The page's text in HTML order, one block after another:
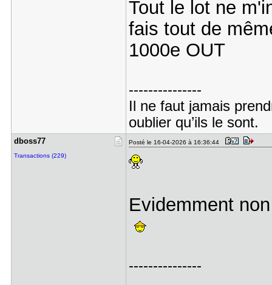
Tout le lot ne
fais tout de
1000e OUT
---------------
Il ne faut jamais
oublier qu’ils le sont.
dboss77
Transactions (229)
Posté le 16-04-2026 à 16:36:44
Evidemment
---------------